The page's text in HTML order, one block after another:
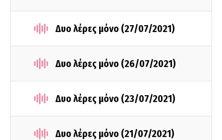
Δυο λέρες μόνο (27/07/2021)
Δυο λέρες μόνο (26/07/2021)
Δυο λέρες μόνο (23/07/2021)
Δυο λέρες μόνο (21/07/2021)